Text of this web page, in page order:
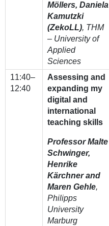
Möllers, Daniela
Kamutzki
(ZekoLL), THM
– University of
Applied
Sciences
11:40–
12:40
Assessing and
expanding my
digital and
international
teaching skills
Professor Malte
Schwinger,
Henrike
Kärchner and
Maren Gehle,
Philipps
University
Marburg